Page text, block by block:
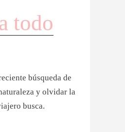
todo
búsqueda de
y olvidar la
busca.